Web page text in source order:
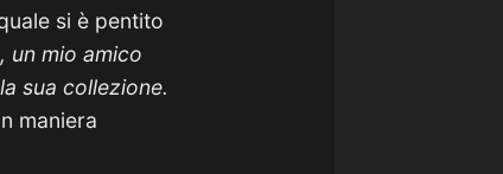
si è pentito
un mio amico
sua collezione.
maniera